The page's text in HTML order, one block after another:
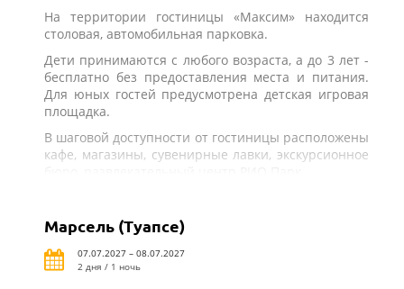
На территории гостиницы «Максим» находится
столовая, автомобильная парковка.
Дети принимаются с любого возраста, а до 3 лет -
бесплатно без предоставления места и питания.
Для юных гостей предусмотрена детская игровая
площадка.
В шаговой доступности от гостиницы расположены
кафе, магазины, сувенирные лавки, экскурсионное
Марсель (Туапсе)
07.07.2027 – 08.07.2027
2 дня / 1 ночь